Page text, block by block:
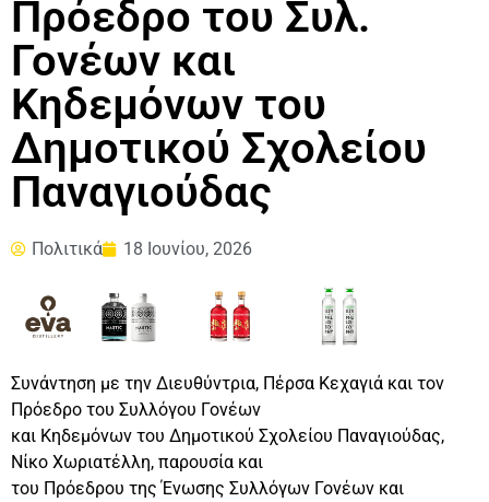
Πρόεδρο του Συλ.
Γονέων και
Κηδεμόνων του
Δημοτικού Σχολείου
Παναγιούδας
Πολιτικά 18 Ιουνίου, 2026
Συνάντηση με την Διευθύντρια, Πέρσα Κεχαγιά και τον
Πρόεδρο του Συλλόγου Γονέων
και Κηδεμόνων του Δημοτικού Σχολείου Παναγιούδας,
Νίκο Χωριατέλλη, παρουσία και
του Πρόεδρου της Ένωσης Συλλόγων Γονέων και